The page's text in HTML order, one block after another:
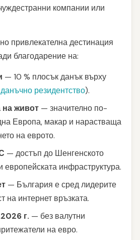
компании или
привлекателна дестинация
благодарение на:
— 10 % плосък данък върху
данъчно резидентство).
на живот — значително по-
Европа, макар и нарастваща
на еврото.
— достъп до Шенгенското
европейската инфраструктура.
— България е сред лидерите
на интернет връзката.
г. — без валутни
на евро.